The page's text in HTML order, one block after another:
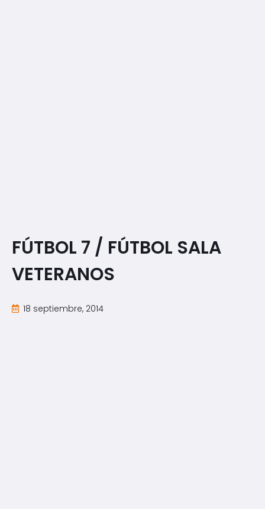
FÚTBOL 7 / FÚTBOL SALA
VETERANOS
18 septiembre, 2014